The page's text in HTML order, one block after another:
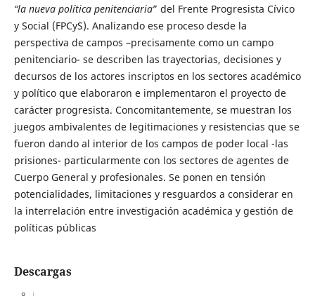
“la nueva política penitenciaria” del Frente Progresista Cívico
y Social (FPCyS). Analizando ese proceso desde la
perspectiva de campos –precisamente como un campo
penitenciario- se describen las trayectorias, decisiones y
decursos de los actores inscriptos en los sectores académico
y político que elaboraron e implementaron el proyecto de
carácter progresista. Concomitantemente, se muestran los
juegos ambivalentes de legitimaciones y resistencias que se
fueron dando al interior de los campos de poder local -las
prisiones- particularmente con los sectores de agentes de
Cuerpo General y profesionales. Se ponen en tensión
potencialidades, limitaciones y resguardos a considerar en
la interrelación entre investigación académica y gestión de
políticas públicas
Descargas